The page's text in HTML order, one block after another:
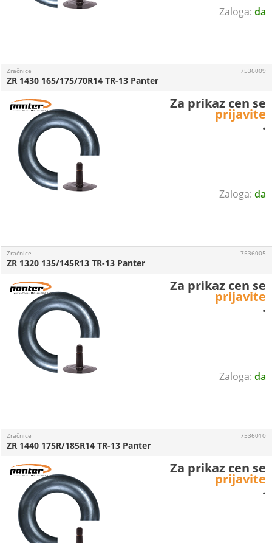
da
da
Zračnice
ZR 1430 165/175/70R14 TR-13 Panter
7536009
Za prikaz cen se
prijavite
.
da
Zračnice
ZR 1320 135/145R13 TR-13 Panter
7536005
Za prikaz cen se
prijavite
.
Zračnice
ZR 1440 175R/185R14 TR-13 Panter
7536010
Za prikaz cen se
prijavite
.